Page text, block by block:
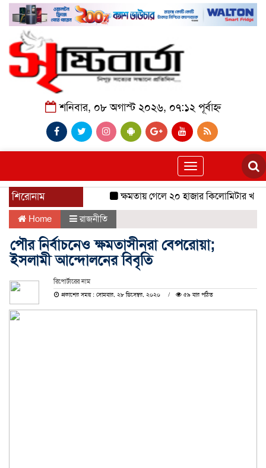
শনিবার, ০৮ অগাস্ট ২০২৬, ০৭:১২ পূর্বাহ্ন
Toggle
navigation
শিরোনাম ক্ষমতায় গেলে ২০ হাজার কিলোমিটার খাল
Home রাজনীতি
পৌর নির্বাচনেও ক্ষমতাসীনরা বেপরোয়া;
ইসলামী আন্দোলনের বিবৃতি
রিপোর্টারের নাম
প্রকাশের সময় : সোমবার, ২৮ ডিসেম্বর, ২০২০
৫৯ বার পঠিত